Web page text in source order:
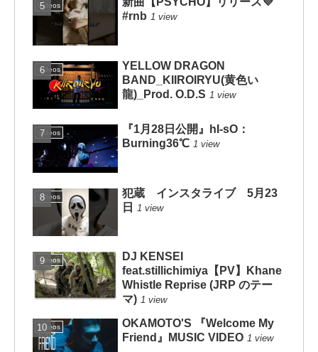
Videos
#rnb 1 view
Videos
YELLOW DRAGON
BAND_KIIROIRYU(黄色い
龍)_Prod. O.D.S 1 view
Videos
『1月28日公開』hI-sO：
Burning36℃ 1 view
Videos
犯蔵 インスタライブ 5月23
日
1 view
Videos
DJ KENSEI
feat.stillichimiya【PV】Khane
Whistle Reprise (JRP のテー
マ) 1 view
Videos
OKAMOTO'S 『Welcome My
Friend』MUSIC VIDEO 1 view